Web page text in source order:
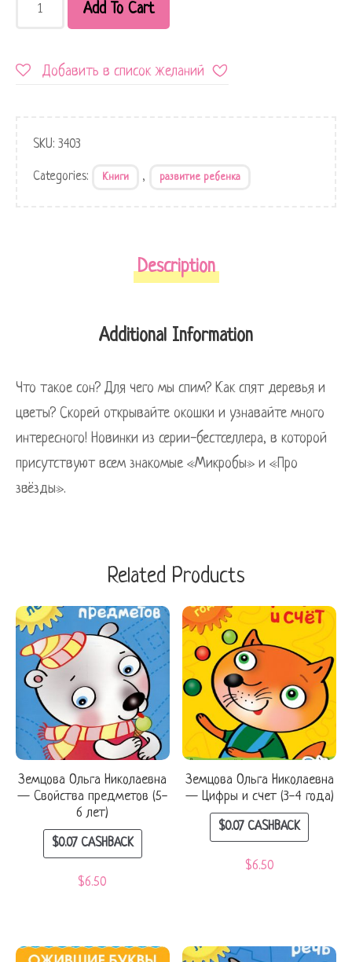
Add To Cart
Добавить в список желаний
SKU: 3403
Categories: Книги , развитие ребенка
Description
Additional Information
Что такое сон? Для чего мы спим? Как спят деревья и
цветы? Скорей открывайте окошки и узнавайте много
интересного! Новинки из серии-бестселлера, в которой
присутствуют всем знакомые «Микробы» и «Про
звёзды».
Related Products
Земцова Ольга Николаевна
— Свойства предметов (5-
6 лет)
$0.07CASHBACK
$6.50
Земцова Ольга Николаевна
— Цифры и счет (3-4 года)
$0.07CASHBACK
$6.50